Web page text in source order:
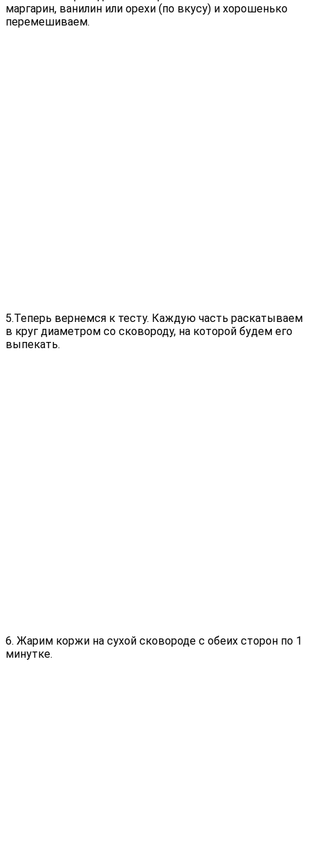
маргарин, ванилин или орехи (по вкусу) и хорошенько
перемешиваем.
5.Теперь вернемся к тесту. Каждую часть раскатываем
в круг диаметром со сковороду, на которой будем его
выпекать.
6. Жарим коржи на сухой сковороде с обеих сторон по 1
минутке.